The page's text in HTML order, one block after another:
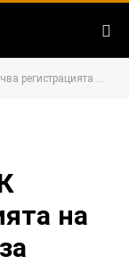
партии и коалиции за изборите
на